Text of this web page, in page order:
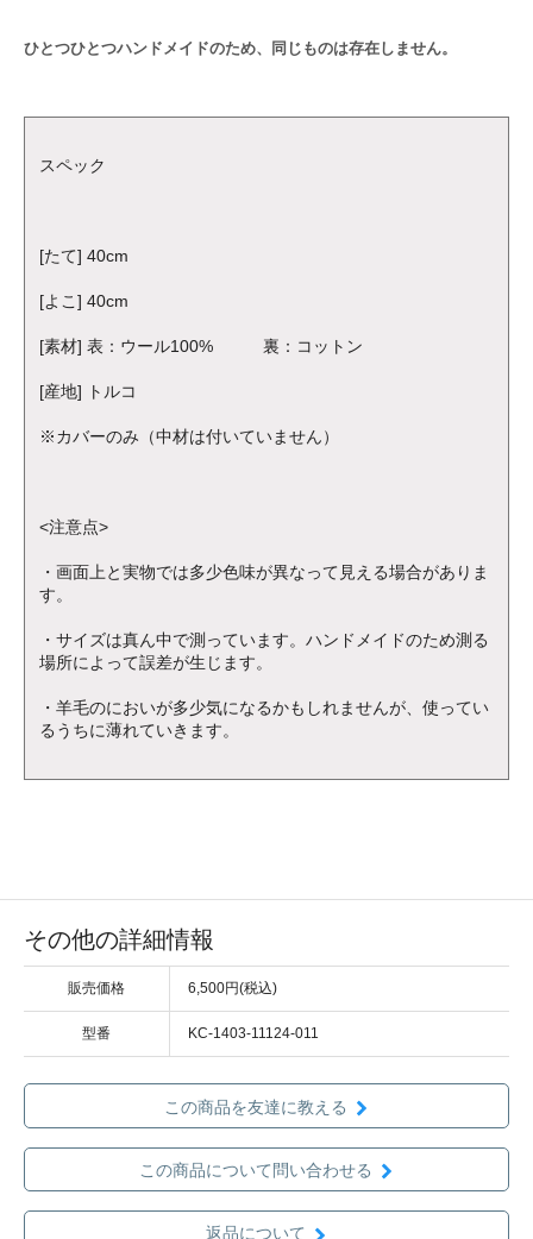
ひとつひとつハンドメイドのため、同じものは存在しません。
スペック
[たて] 40cm
[よこ] 40cm
[素材] 表：ウール100% 裏：コットン
[産地] トルコ
※カバーのみ（中材は付いていません）
<注意点>
・画面上と実物では多少色味が異なって見える場合がありま
す。
・サイズは真ん中で測っています。ハンドメイドのため測る
場所によって誤差が生じます。
・羊毛のにおいが多少気になるかもしれませんが、使ってい
るうちに薄れていきます。
その他の詳細情報
販売価格 6,500円(税込)
型番 KC-1403-11124-011
この商品を友達に教える
この商品について問い合わせる
返品について